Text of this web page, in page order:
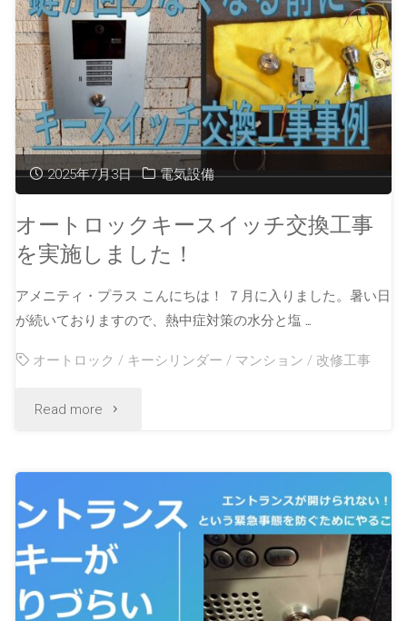
2025年7月3日 電気設備
オートロックキースイッチ交換工事
を実施しました！
アメニティ・プラス こんにちは！ ７月に入りました。暑い日
が続いておりますので、熱中症対策の水分と塩 …
オートロック / キーシリンダー / マンション / 改修工事
Read more